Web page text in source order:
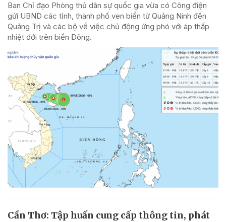
Ban Chỉ đạo Phòng thủ dân sự quốc gia vừa có Công điện
gửi UBND các tỉnh, thành phố ven biển từ Quảng Ninh đến
Quảng Trị và các bộ về việc chủ động ứng phó với áp thấp
nhiệt đới trên biển Đông.
Cần Thơ: Tập huấn cung cấp thông tin, phát